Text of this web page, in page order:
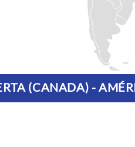
(CANADA) -